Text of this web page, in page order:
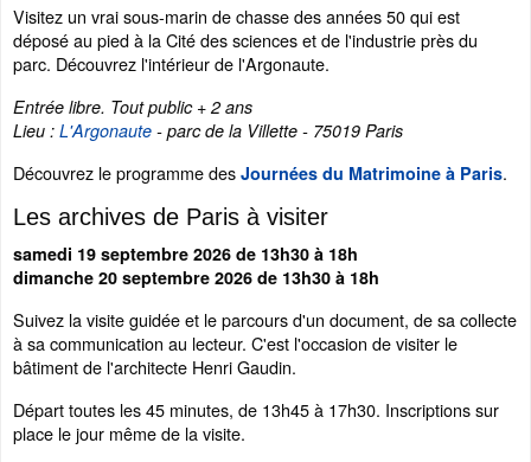
Visitez un vrai sous-marin de chasse des années 50 qui est
déposé au pied à la Cité des sciences et de l'industrie près du
parc. Découvrez l'intérieur de l'Argonaute.
Entrée libre. Tout public + 2 ans
Lieu : L'Argonaute - parc de la Villette - 75019 Paris
Découvrez le programme des Journées du Matrimoine à Paris.
Les archives de Paris à visiter
samedi 19 septembre 2026 de 13h30 à 18h
dimanche 20 septembre 2026 de 13h30 à 18h
Suivez la visite guidée et le parcours d'un document, de sa collecte
à sa communication au lecteur. C'est l'occasion de visiter le
bâtiment de l'architecte Henri Gaudin.
Départ toutes les 45 minutes, de 13h45 à 17h30. Inscriptions sur
place le jour même de la visite.